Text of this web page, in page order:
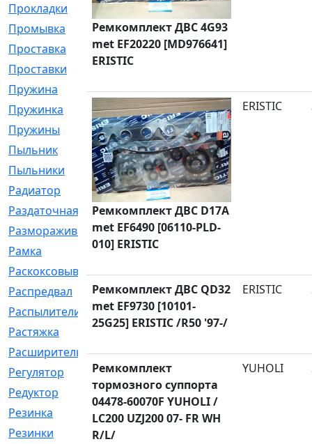
Прокладки
[25]
Промывка
[13]
Проставка
[58]
Проставки
[38]
Пружина
[23]
Пружинка
[1]
Пружины
[326]
Пыльник
[1202]
Пыльники
[5]
Радиатор
[916]
Раздаточная
[1]
Размораживатель
[1]
Рамка
[29]
Раскоксовывание
[4]
Распредвал
[41]
Распылители
[226]
Растяжка
[1]
Расширительный
[9]
Регулятор
[5]
Редуктор
[17]
Резинка
[15]
Резинки
Ремкомплект ДВС 4G93
met EF20220 [MD976641]
ERISTIC
Ремкомплект ДВС D17A
met EF6490 [06110-PLD-
010] ERISTIC
ERISTIC
Ремкомплект ДВС QD32
met EF9730 [10101-
25G25] ERISTIC /R50 '97-/
ERISTIC
Ремкомплект
тормозного суппорта
04478-60070F YUHOLI /
LC200 UZJ200 07- FR WH
R/L/
YUHOLI